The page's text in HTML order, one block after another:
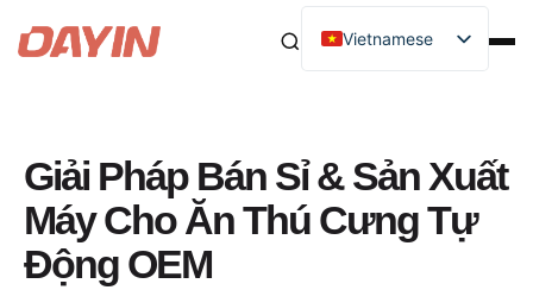
Vietnamese
Giải Pháp Bán Sỉ & Sản Xuất
Máy Cho Ăn Thú Cưng Tự
Động OEM